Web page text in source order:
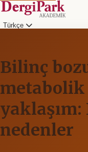
Türkçe
Bilinç
yaklaşım:
nedenler